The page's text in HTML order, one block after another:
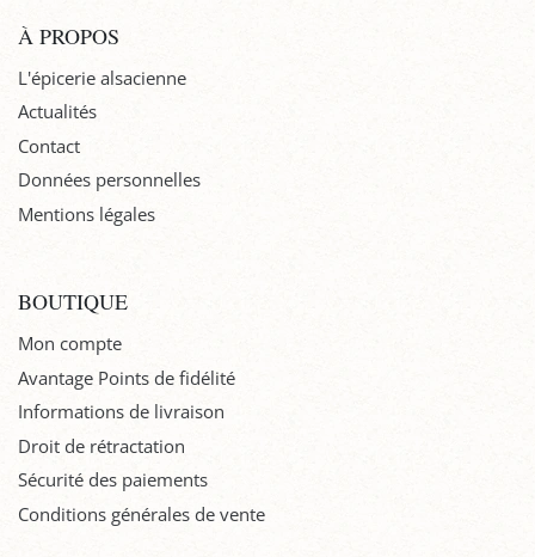
À PROPOS
L'épicerie alsacienne
Actualités
Contact
Données personnelles
Mentions légales
BOUTIQUE
Mon compte
Avantage Points de fidélité
Informations de livraison
Droit de rétractation
Sécurité des paiements
Conditions générales de vente